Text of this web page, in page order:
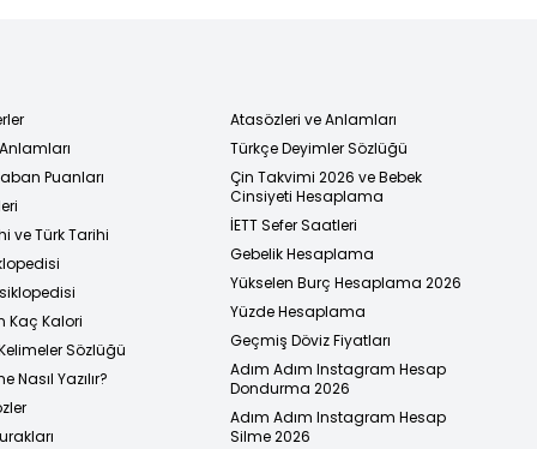
Puanları
ve Türk Tarihi
Kaç Kalori
Sözlüğü
Nasıl Yazılır?
Atasözleri ve Anlamları
Türkçe Deyimler Sözlüğü
Çin Takvimi 2026 ve Bebek
Cinsiyeti Hesaplama
İETT Sefer Saatleri
Gebelik Hesaplama
Yükselen Burç Hesaplama 2026
Yüzde Hesaplama
Geçmiş Döviz Fiyatları
Adım Adım Instagram Hesap
Dondurma 2026
Adım Adım Instagram Hesap
Silme 2026